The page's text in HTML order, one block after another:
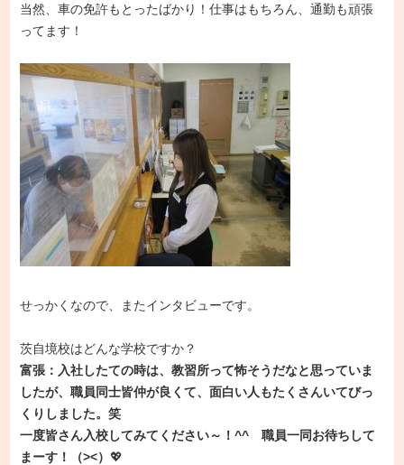
当然、車の免許もとったばかり！仕事はもちろん、通勤も頑張
ってます！
せっかくなので、またインタビューです。
茨自境校はどんな学校ですか？
富張：入社したての時は、教習所って怖そうだなと思っていま
したが、職員同士皆仲が良くて、面白い人もたくさんいてびっ
くりしました。笑
一度皆さん入校してみてください～！^^ 職員一同お待ちして
まーす！（><） 💖